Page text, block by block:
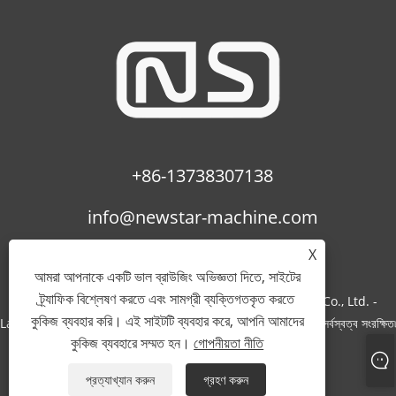
+86-13738307138
info@newstar-machine.com
কপিরাইট © 2022 Wenzhou Feihua Printing Machinery Co., Ltd. -
Laminating Machine, Uv Coating Machine, Bopp Film - সর্বস্বত্ব সংরক্ষিত৷
Links
Sitemap RSS XML গোপনীয়তা নীতি
X
আমরা আপনাকে একটি ভাল ব্রাউজিং অভিজ্ঞতা দিতে, সাইটের
ট্র্যাফিক বিশ্লেষণ করতে এবং সামগ্রী ব্যক্তিগতকৃত করতে
কুকিজ ব্যবহার করি। এই সাইটটি ব্যবহার করে, আপনি আমাদের
কুকিজ ব্যবহারে সম্মত হন।গোপনীয়তা নীতি
প্রত্যাখ্যান করুন গ্রহণ করুন